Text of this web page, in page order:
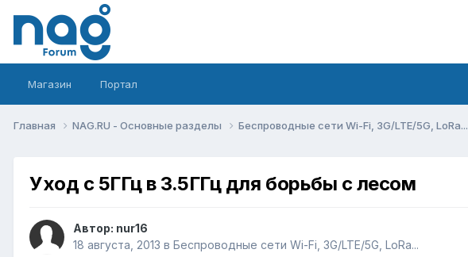
Магазин Портал
Главная NAG.RU - Основные разделы Беспроводные сети Wi-Fi, 3G/LTE/5G, LoRa...
Уход с 5ГГц в 3.5ГГц для борьбы с лесом
Автор: nur16
18 августа, 2013 в Беспроводные сети Wi-Fi, 3G/LTE/5G, LoRa...